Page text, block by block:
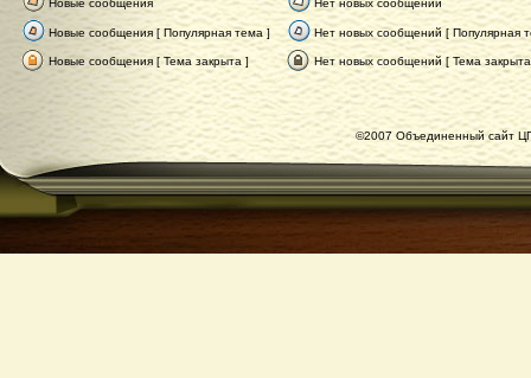
Новые сообщения Нет новых сообщений
Новые сообщения [ Популярная тема ] Нет новых сообщений [ Популярная
Новые сообщения [ Тема закрыта ] Нет новых сообщений [ Тема
©2007 Объединенный сайт